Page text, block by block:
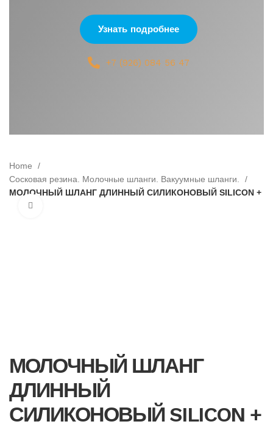
Узнать подробнее
+7 (926) 084 56 47
Home
Сосковая резина. Молочные шланги. Вакуумные шланги.
МОЛОЧНЫЙ ШЛАНГ ДЛИННЫЙ СИЛИКОНОВЫЙ SILICON +
МОЛОЧНЫЙ ШЛАНГ
ДЛИННЫЙ
СИЛИКОНОВЫЙ SILICON +